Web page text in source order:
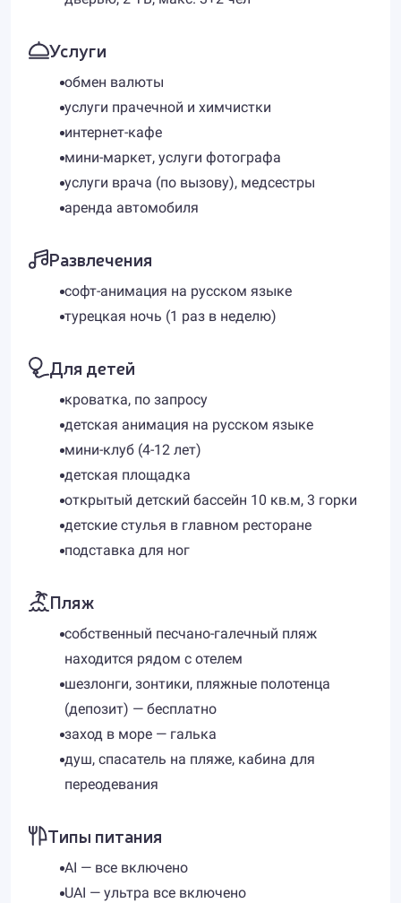
Услуги
обмен валюты
услуги прачечной и химчистки
интернет-кафе
мини-маркет, услуги фотографа
услуги врача (по вызову), медсестры
аренда автомобиля
Развлечения
софт-анимация на русском языке
турецкая ночь (1 раз в неделю)
Для детей
кроватка, по запросу
детская анимация на русском языке
мини-клуб (4-12 лет)
детская площадка
открытый детский бассейн 10 кв.м, 3 горки
детские стулья в главном ресторане
подставка для ног
Пляж
собственный песчано-галечный пляж
находится рядом с отелем
шезлонги, зонтики, пляжные полотенца
(депозит) — бесплатно
заход в море — галька
душ, спасатель на пляже, кабина для
переодевания
Типы питания
AI — все включено
UAI — ультра все включено